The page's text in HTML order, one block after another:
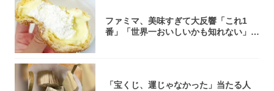
ファミマ、美味すぎて大反響「これ1
番」「世界一おいしいかも知れない」
「宝くじ、運じゃなかった」当たる人